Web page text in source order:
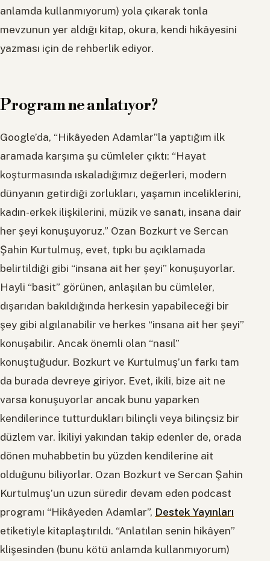
anlamda kullanmıyorum) yola çıkarak tonla
mevzunun yer aldığı kitap, okura, kendi hikâyesini
yazması için de rehberlik ediyor.
Program ne anlatıyor?
Google’da, “Hikâyeden Adamlar”la yaptığım ilk
aramada karşıma şu cümleler çıktı: “Hayat
koşturmasında ıskaladığımız değerleri, modern
dünyanın getirdiği zorlukları, yaşamın inceliklerini,
kadın-erkek ilişkilerini, müzik ve sanatı, insana dair
her şeyi konuşuyoruz.” Ozan Bozkurt ve Sercan
Şahin Kurtulmuş, evet, tıpkı bu açıklamada
belirtildiği gibi “insana ait her şeyi” konuşuyorlar.
Hayli “basit” görünen, anlaşılan bu cümleler,
dışarıdan bakıldığında herkesin yapabileceği bir
şey gibi algılanabilir ve herkes “insana ait her şeyi”
konuşabilir. Ancak önemli olan “nasıl”
konuştuğudur. Bozkurt ve Kurtulmuş’un farkı tam
da burada devreye giriyor. Evet, ikili, bize ait ne
varsa konuşuyorlar ancak bunu yaparken
kendilerince tutturdukları bilinçli veya bilinçsiz bir
düzlem var. İkiliyi yakından takip edenler de, orada
dönen muhabbetin bu yüzden kendilerine ait
olduğunu biliyorlar. Ozan Bozkurt ve Sercan Şahin
Kurtulmuş’un uzun süredir devam eden podcast
programı “Hikâyeden Adamlar”, Destek Yayınları
etiketiyle kitaplaştırıldı. “Anlatılan senin hikâyen”
klişesinden (bunu kötü anlamda kullanmıyorum)